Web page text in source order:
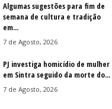
Algumas sugestões para fim de
semana de cultura e tradição
em...
7 de Agosto, 2026
PJ investiga homicídio de mulher
em Sintra seguido da morte do...
7 de Agosto, 2026